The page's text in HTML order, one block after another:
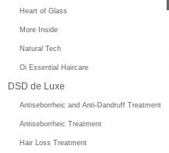
Heart of Glass
More Inside
Natural Tech
Oi Essential Haircare
DSD de Luxe
Antiseborrheic and Anti-Dandruff Treatment
Antiseborrheic Treatment
Hair Loss Treatment